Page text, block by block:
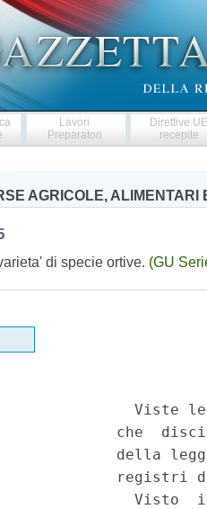
Lavori
Preparatori
Direttive
recepite
AGRICOLE, ALIMENTARI
di specie ortive. (GU